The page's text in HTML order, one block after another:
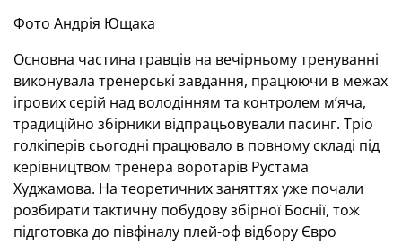
Фото Андрія Ющака
Основна частина гравців на вечірньому тренуванні
виконувала тренерські завдання, працюючи в межах
ігрових серій над володінням та контролем м’яча,
традиційно збірники відпрацьовували пасинг. Тріо
голкіперів сьогодні працювало в повному складі під
керівництвом тренера воротарів Рустама
Худжамова. На теоретичних заняттях уже почали
розбирати тактичну побудову збірної Боснії, тож
підготовка до півфіналу плей-оф відбору Євро